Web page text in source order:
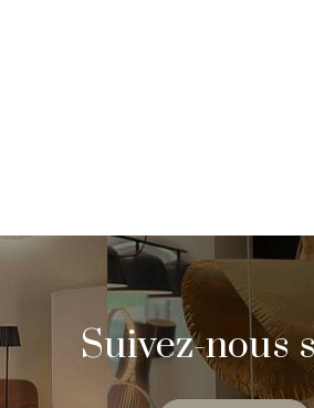
Suivez-nous